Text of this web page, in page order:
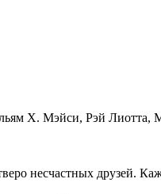
Х. Мэйси, Рэй Лиотта,
несчастных друзей.